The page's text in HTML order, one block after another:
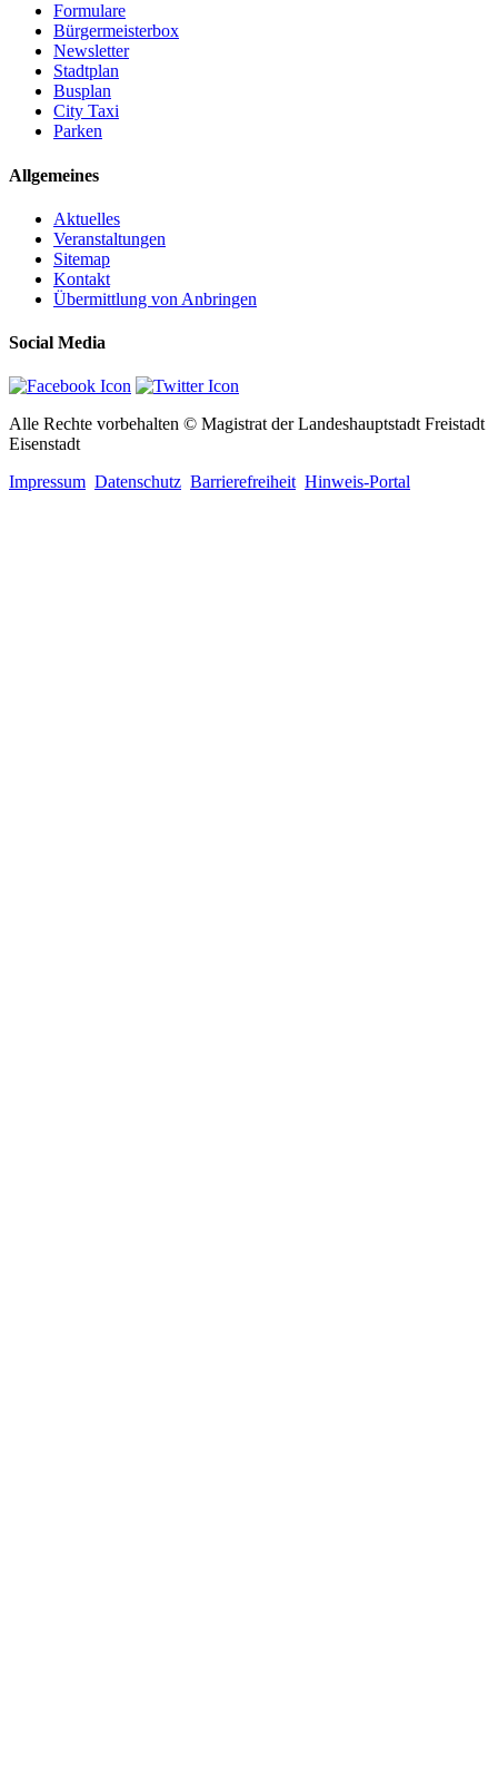
Formulare
Bürgermeisterbox
Newsletter
Stadtplan
Busplan
City Taxi
Parken
Allgemeines
Aktuelles
Veranstaltungen
Sitemap
Kontakt
Übermittlung von Anbringen
Social Media
Alle Rechte vorbehalten © Magistrat der Landeshauptstadt Freistadt
Eisenstadt
Impressum Datenschutz Barrierefreiheit Hinweis-Portal